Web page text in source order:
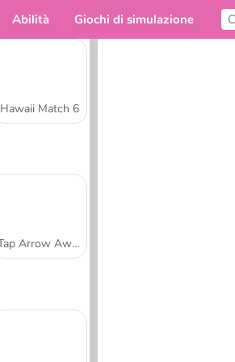
Abilità Giochi di simulazione
Hawaii Match 6
Tap Arrow Away